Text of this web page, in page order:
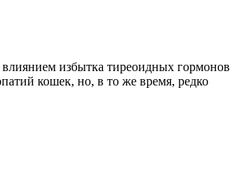
избытка тиреоидных гормонов
кошек, но, в то же время, редко